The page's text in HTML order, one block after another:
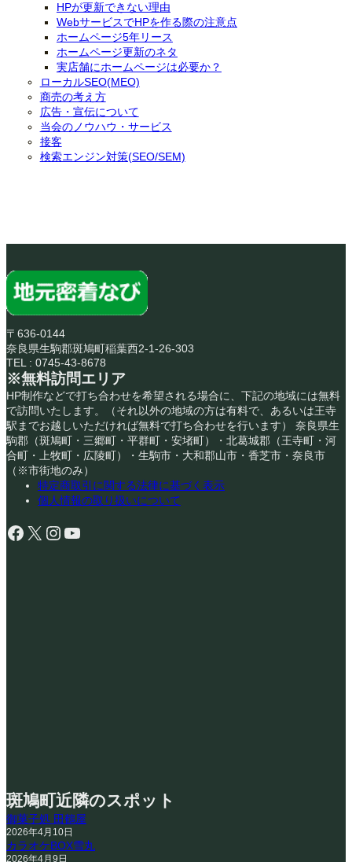
HPが更新できない理由
WebサービスでHPを作る際の注意点
ホームページ5年リース
ホームページ更新のネタ
実店舗にホームページは必要か？
ローカルSEO(MEO)
商売の考え方
広告・宣伝について
当会のノウハウ・サービス
接客
検索エンジン対策(SEO/SEM)
〒636-0144
奈良県生駒郡斑鳩町稲葉西2-1-26-303
TEL : 0745-43-8678
※無料訪問エリア
HP制作などで打ち合わせを希望される場合に、下記の地域には無料
で訪問いたします。（それ以外の地域の方は有料で、あるいは王寺
駅までお越しいただければ無料で打ち合わせを行います） 奈良県生
駒郡（斑鳩町・三郷町・平群町・安堵町）・北葛城郡（王寺町・河
合町・上牧町・広陵町）・生駒市・大和郡山市・香芝市・奈良市
（※市街地のみ）
特定商取引に関する法律に基づく表示
個人情報の取り扱いについて
Facebook X Instagram YouTube
斑鳩町近隣のスポット
御菓子処 田鶴屋
2026年4月10日
カラオケBOX雪丸
2026年4月9日